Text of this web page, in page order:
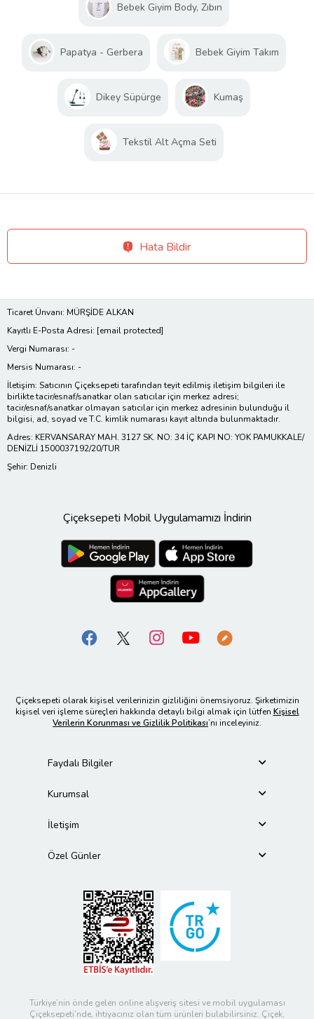
Bebek Giyim Body, Zıbın
Papatya - Gerbera Bebek Giyim Takım
Dikey Süpürge Kumaş
Tekstil Alt Açma Seti
Hata Bildir
Ticaret Ünvanı: MÜRŞİDE ALKAN
Kayıtlı E-Posta Adresi: [email protected]
Vergi Numarası: -
Mersis Numarası: -
İletişim: Satıcının Çiçeksepeti tarafından teyit edilmiş iletişim bilgileri ile
birlikte tacir/esnaf/sanatkar olan satıcılar için merkez adresi;
tacir/esnaf/sanatkar olmayan satıcılar için merkez adresinin bulunduğu il
bilgisi, ad, soyad ve T.C. kimlik numarası kayıt altında bulunmaktadır.
Adres: KERVANSARAY MAH. 3127 SK. NO: 34 İÇ KAPI NO: YOK PAMUKKALE/
DENİZLİ 1500037192/20/TUR
Şehir: Denizli
Çiçeksepeti Mobil Uygulamamızı İndirin
Çiçeksepeti olarak kişisel verilerinizin gizliliğini önemsiyoruz. Şirketimizin
kişisel veri işleme süreçleri hakkında detaylı bilgi almak için lütfen Kişisel
Verilerin Korunması ve Gizlilik Politikası’nı inceleyiniz.
Faydalı Bilgiler
Kurumsal
İletişim
Özel Günler
Türkiye’nin önde gelen online alışveriş sitesi ve mobil uygulaması
Çiçeksepeti’nde, ihtiyacınız olan tüm ürünleri bulabilirsiniz. Çiçek,